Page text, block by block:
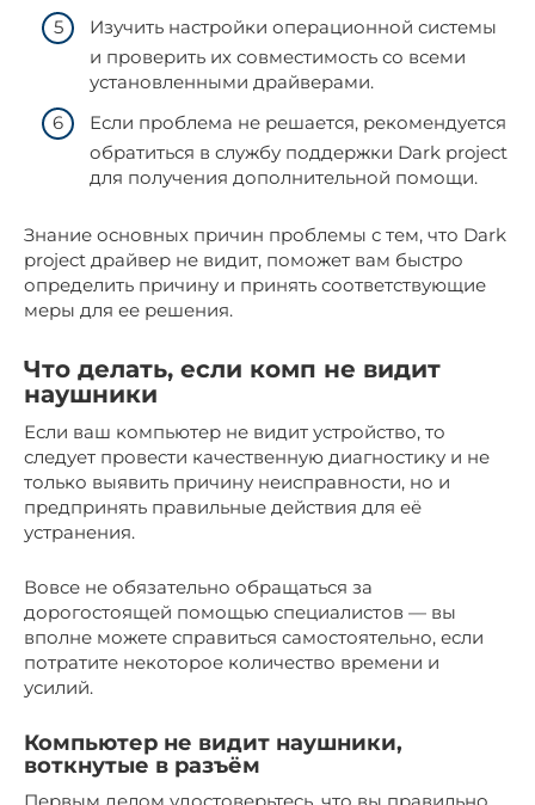
Изучить настройки операционной системы
и проверить их совместимость со всеми
установленными драйверами.
Если проблема не решается, рекомендуется
обратиться в службу поддержки Dark project
для получения дополнительной помощи.
Знание основных причин проблемы с тем, что Dark
project драйвер не видит, поможет вам быстро
определить причину и принять соответствующие
меры для ее решения.
Что делать, если комп не видит
наушники
Если ваш компьютер не видит устройство, то
следует провести качественную диагностику и не
только выявить причину неисправности, но и
предпринять правильные действия для её
устранения.
Вовсе не обязательно обращаться за
дорогостоящей помощью специалистов — вы
вполне можете справиться самостоятельно, если
потратите некоторое количество времени и
усилий.
Компьютер не видит наушники,
воткнутые в разъём